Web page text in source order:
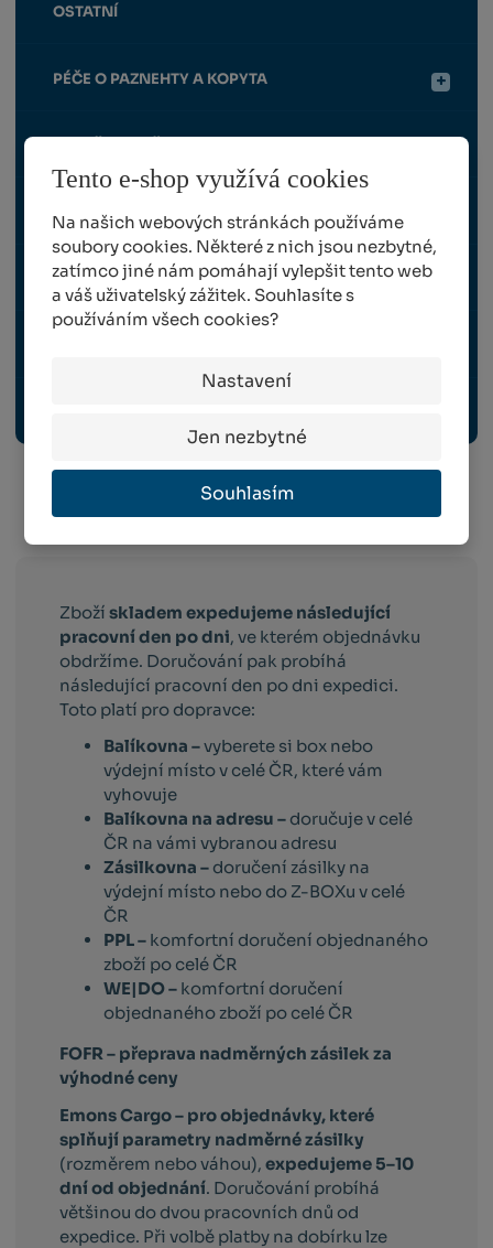
Tento e-shop využívá cookies
Na našich webových stránkách používáme
soubory cookies. Některé z nich jsou nezbytné,
zatímco jiné nám pomáhají vylepšit tento web
a váš uživatelský zážitek. Souhlasíte s
používáním všech cookies?
Nastavení
Jen nezbytné
Souhlasím
OSTATNÍ
PÉČE O PAZNEHTY A KOPYTA
STŘÍHÁNÍ OVCÍ A PÉČE O VLNU A SRST
ŠKUBÁNÍ PEŘÍ
Info o přepravě:
Zbožískladem expedujeme následující
pracovní den po dni, ve kterém objednávku
obdržíme. Doručování pak probíhá
následující pracovní den po dni expedici.
Toto platí pro dopravce:
Balíkovna –vyberete si box nebo
výdejní místo v celé ČR, které vám
vyhovuje
Balíkovna na adresu – doručuje v celé
ČR na vámi vybranou adresu
Zásilkovna – doručení zásilky na
výdejní místo nebo do Z-BOXu v celé
ČR
PPL – komfortní doručení objednaného
zboží po celé ČR
WE|DO – komfortní doručení
objednaného zboží po celé ČR
FOFR – přeprava nadměrných zásilek za
výhodné ceny
Emons Cargo – pro objednávky, které
splňují parametry nadměrné zásilky
(rozměrem nebo váhou),expedujeme 5–10
dní od objednání. Doručování probíhá
většinou do dvou pracovních dnů od
expedice. Při volbě platby na dobírku lze